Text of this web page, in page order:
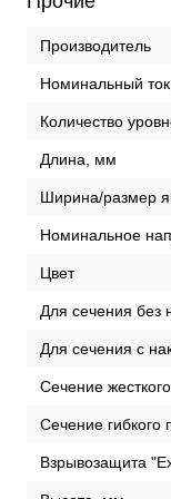
Производитель
Номинальный
Количество
Длина, мм
Ширина/размер
Номинальное
Цвет
Для сечения без
Для сечения с
Сечение
Сечение гибкого
Взрывозащита